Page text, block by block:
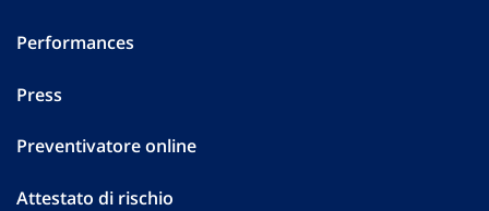
Performances
Press
Preventivatore online
Attestato di rischio